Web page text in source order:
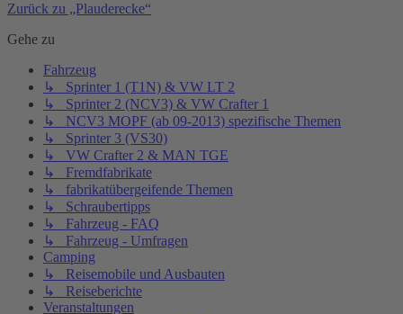
Zurück zu „Plauderecke“
Gehe zu
Fahrzeug
↳ Sprinter 1 (T1N) & VW LT 2
↳ Sprinter 2 (NCV3) & VW Crafter 1
↳ NCV3 MOPF (ab 09-2013) spezifische Themen
↳ Sprinter 3 (VS30)
↳ VW Crafter 2 & MAN TGE
↳ Fremdfabrikate
↳ fabrikatübergeifende Themen
↳ Schraubertipps
↳ Fahrzeug - FAQ
↳ Fahrzeug - Umfragen
Camping
↳ Reisemobile und Ausbauten
↳ Reiseberichte
Veranstaltungen